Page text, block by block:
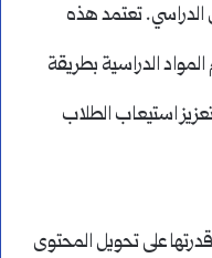
الدراسي. تعتمد هذه
الدراسية بطريقة
استيعاب الطلاب
على تحويل المحتوى